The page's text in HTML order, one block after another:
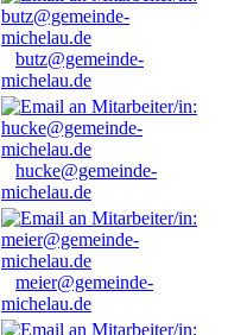
butz@gemeinde-
michelau.de
hucke@gemeinde-
michelau.de
meier@gemeinde-
michelau.de